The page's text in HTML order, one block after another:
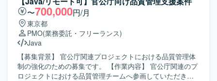
および不具合起票・管理などの品質管理・QA業務を担当し
ていただきます。 【求める人物像】 複雑な仕様や業務フロ
ーを自ら理解し、抜け漏れのないテスト設計を主体的に進
められる方を求めています。開発メンバーや関係者とコミ
ュニケーションを取りながら、品質向上の観点で改善提案
ができる方です。 【ポジションの魅力】 ポイントシステム
における銀行・カード連携など、多数の外部システムとの
連携を伴う大規模システムの品質管理に携わることができ
〜700,000円/月
東京都
PMO(業務委託・フリーランス)
Java
【募集背景】 官公庁関連プロジェクトにおける品質管理体
制の強化のための募集です。 【作業内容】 官公庁関連のプ
ロジェクトにおける品質管理チームへ参画していただきま